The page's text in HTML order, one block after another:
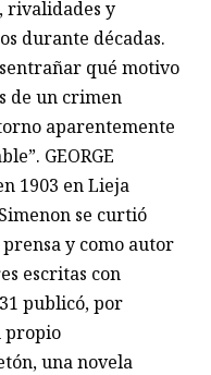
rivalidades y
durante décadas.
qué motivo
de un crimen
aparentemente
GEORGE
1903 en Lieja
se curtió
y como autor
escritas con
publicó, por
propio
una novela